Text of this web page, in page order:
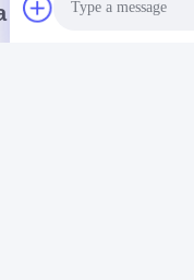
nostra newsletter